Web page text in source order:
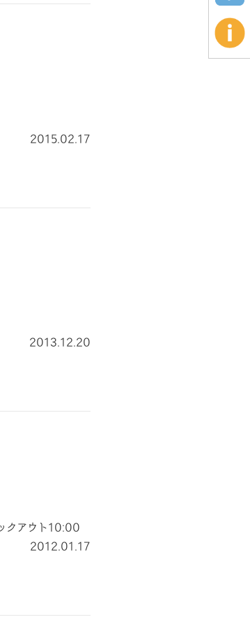
2015.02.17
2013.12.20
クアウト10:00
2012.01.17